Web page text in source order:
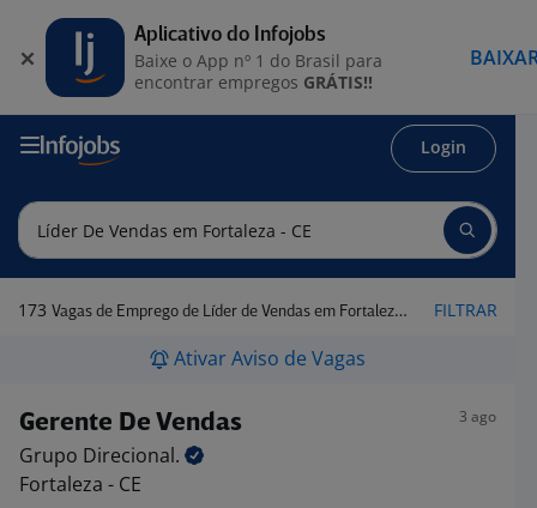
Login
173 Vagas de Emprego de Líder de Vendas em Fortaleza - CE FILTRAR
Ativar Aviso de Vagas
Gerente De Vendas 3 ago
Grupo Direcional.
Fortaleza - CE
Aplicativo do Infojobs
Baixe o App nº 1 do Brasil para
encontrar empregos GRÁTIS!!